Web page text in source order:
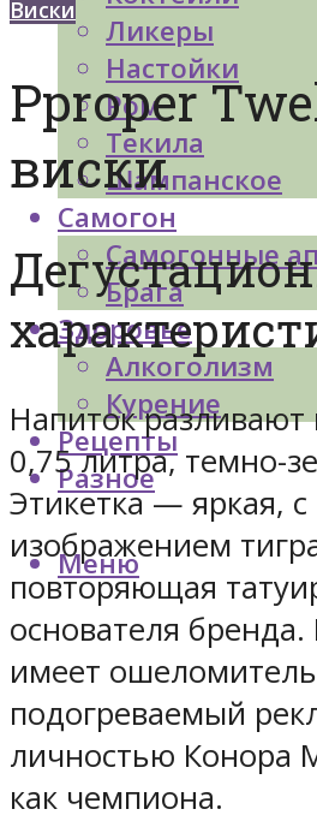
Ликеры
Настойки
Ром
Текила
Шампанское
Самогон
Самогонные
Брага
Здоровье
Алкоголизм
Курение
Рецепты
Разное
Меню
Виски
Pproper
виски
Напиток разливают
0,75 литра, темно-
Этикетка — яркая, с
изображением
повторяющая
основателя
имеет
подогреваемый
личностью Конора
как чемпиона.